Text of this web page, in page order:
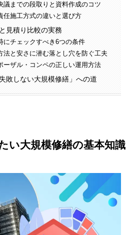
議までの段取りと資料作成のコツ
任施工方式の違いと選び方
見積り比較の実務
にチェックすべき6つの条件
法と安さに潜む落とし穴を防ぐ工夫
ーザル・コンペの正しい運用方法
敗しない大規模修繕」への道
い大規模修繕の基本知識